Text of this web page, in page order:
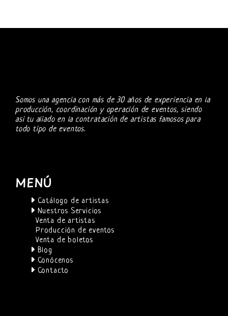
Somos una agencia con más de 30 años de experiencia en la
producción, coordinación y operación de eventos, siendo
asi tu aliado en la contratación de artistas famosos para
todo tipo de eventos.
MENÚ
Catálogo de artistas
Nuestros Servicios
Venta de artistas
Producción de eventos
Venta de boletos
Blog
Conócenos
Contacto